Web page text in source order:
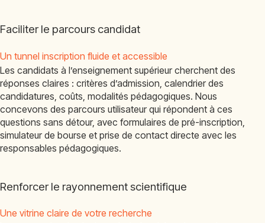
Faciliter le parcours candidat
Un tunnel inscription fluide et accessible
Les candidats à l’enseignement supérieur cherchent des
réponses claires : critères d’admission, calendrier des
candidatures, coûts, modalités pédagogiques. Nous
concevons des parcours utilisateur qui répondent à ces
questions sans détour, avec formulaires de pré-inscription,
simulateur de bourse et prise de contact directe avec les
responsables pédagogiques.
Renforcer le rayonnement scientifique
Une vitrine claire de votre recherche